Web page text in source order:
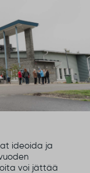
ideoida ja
voi jättää